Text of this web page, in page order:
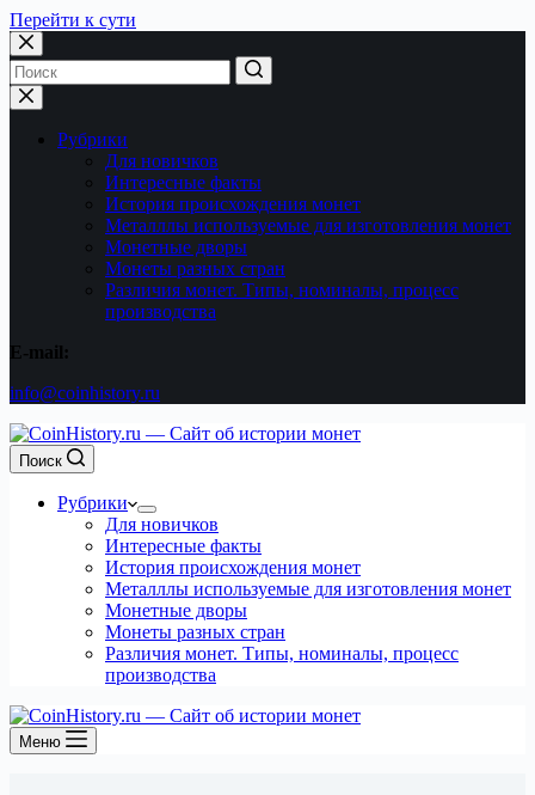
Перейти к сути
Ничего
не
найденоРубрики
Для новичков
Интересные факты
История происхождения монет
Металллы используемые для изготовления монет
Монетные дворы
Монеты разных стран
Различия монет. Типы, номиналы, процесс
производства
E-mail:
info@coinhistory.ru
Поиск
Рубрики
Для новичков
Интересные факты
История происхождения монет
Металллы используемые для изготовления монет
Монетные дворы
Монеты разных стран
Различия монет. Типы, номиналы, процесс
производства
Меню